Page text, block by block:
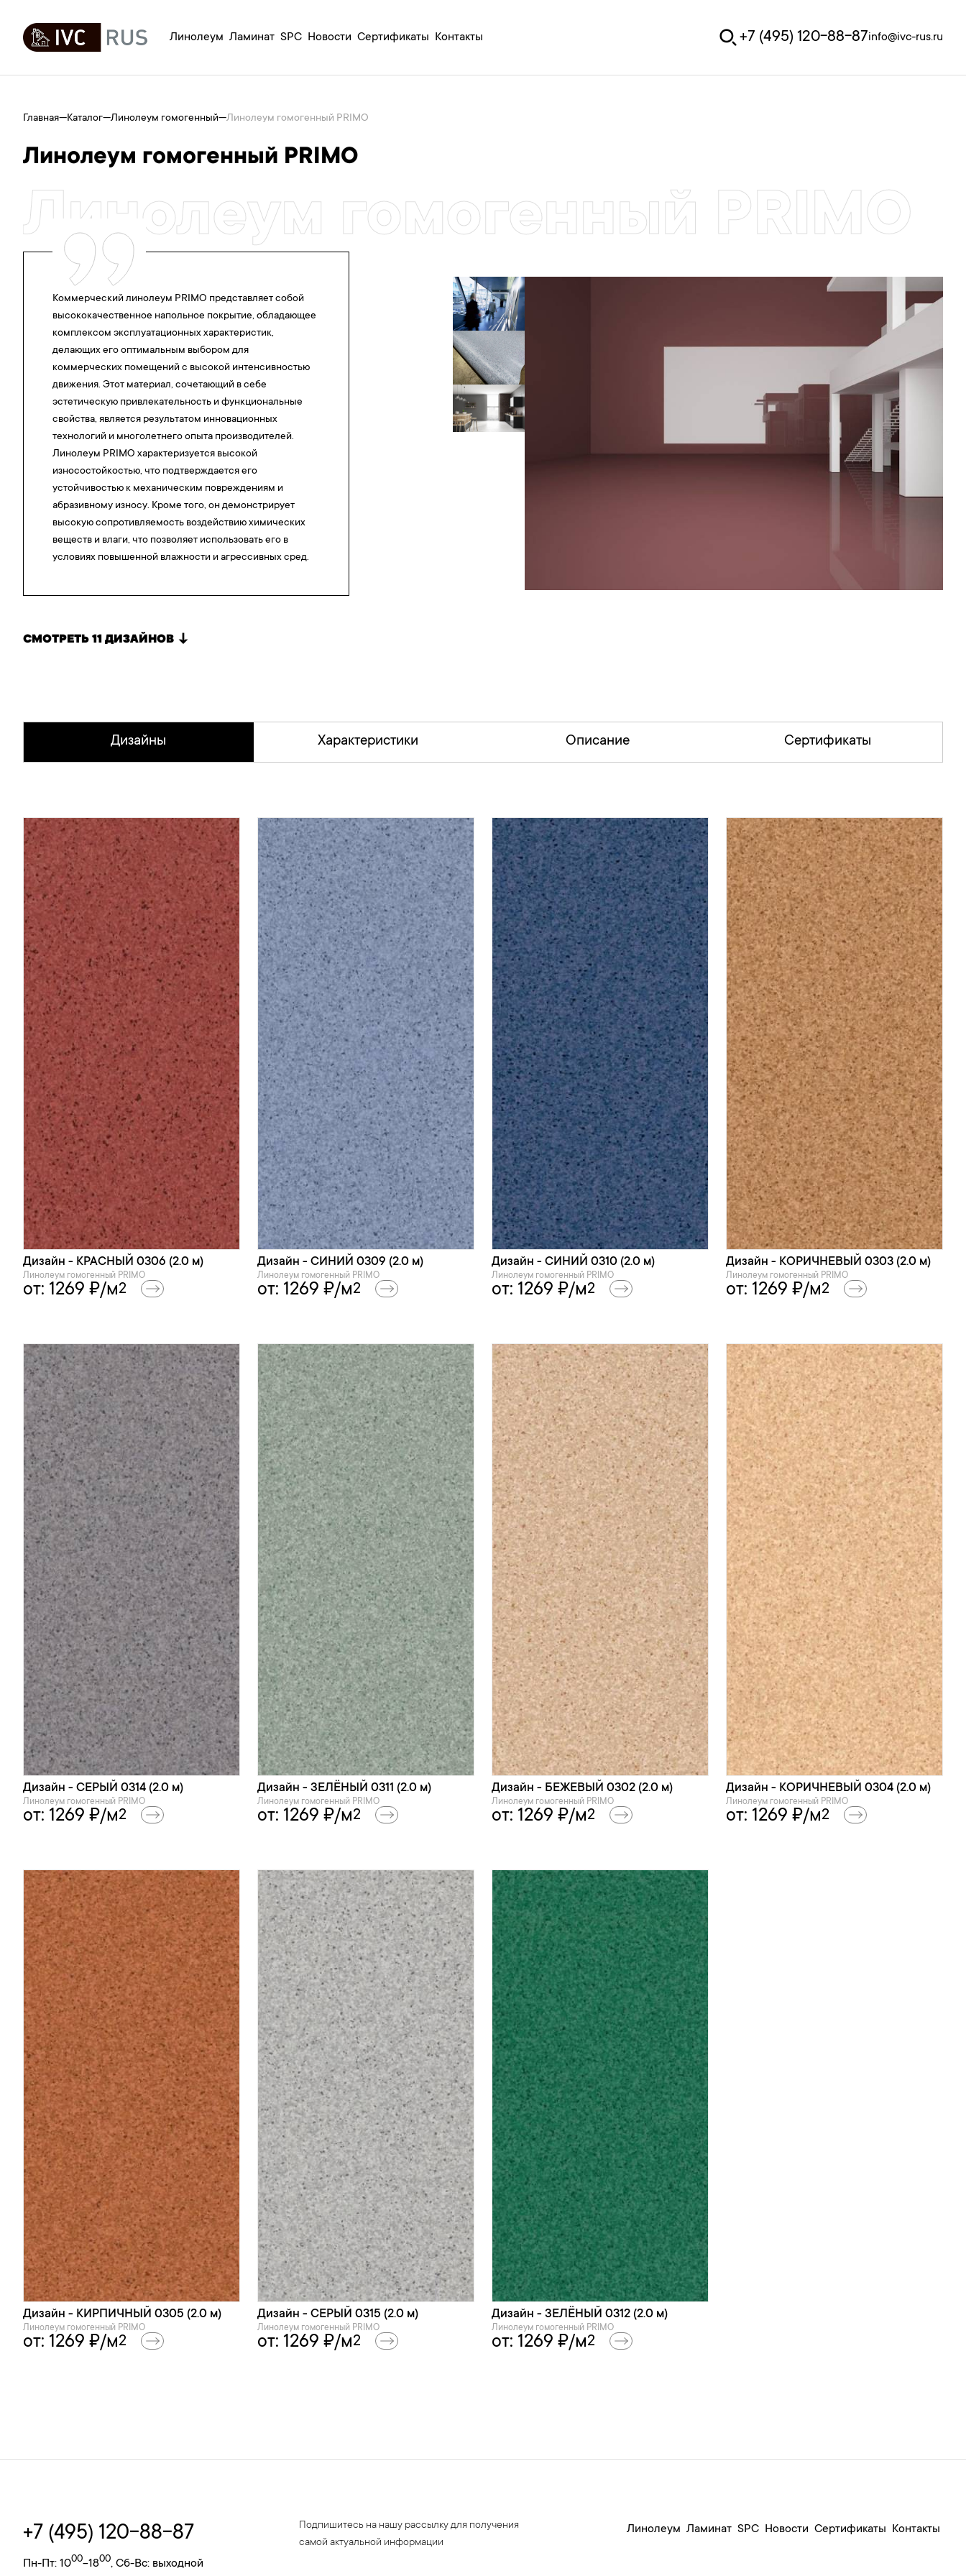
Линолеум Ламинат SPC Новости Сертификаты Контакты +7 (495) 120-88-87info@ivc-rus.ru
Главная—Каталог—Линолеум гомогенный—Линолеум гомогенный PRIMO
Линолеум гомогенный PRIMO
Линолеум гомогенный PRIMO
Коммерческий линолеум PRIMO представляет собой
высококачественное напольное покрытие, обладающее
комплексом эксплуатационных характеристик,
делающих его оптимальным выбором для
коммерческих помещений с высокой интенсивностью
движения. Этот материал, сочетающий в себе
эстетическую привлекательность и функциональные
свойства, является результатом инновационных
технологий и многолетнего опыта производителей.
Линолеум PRIMO характеризуется высокой
износостойкостью, что подтверждается его
устойчивостью к механическим повреждениям и
абразивному износу. Кроме того, он демонстрирует
высокую сопротивляемость воздействию химических
веществ и влаги, что позволяет использовать его в
условиях повышенной влажности и агрессивных сред.
СМОТРЕТЬ 11 ДИЗАЙНОВ ↓
Дизайны Характеристики Описание Сертификаты
Дизайн - КРАСНЫЙ 0306 (2.0 м)
Линолеум гомогенный PRIMO
от: 1269 ₽/м2
Дизайн - СИНИЙ 0309 (2.0 м)
Линолеум гомогенный PRIMO
от: 1269 ₽/м2
Дизайн - СИНИЙ 0310 (2.0 м)
Линолеум гомогенный PRIMO
от: 1269 ₽/м2
Дизайн - КОРИЧНЕВЫЙ 0303 (2.0 м)
Линолеум гомогенный PRIMO
от: 1269 ₽/м2
Дизайн - СЕРЫЙ 0314 (2.0 м)
Линолеум гомогенный PRIMO
от: 1269 ₽/м2
Дизайн - ЗЕЛЁНЫЙ 0311 (2.0 м)
Линолеум гомогенный PRIMO
от: 1269 ₽/м2
Дизайн - БЕЖЕВЫЙ 0302 (2.0 м)
Линолеум гомогенный PRIMO
от: 1269 ₽/м2
Дизайн - КОРИЧНЕВЫЙ 0304 (2.0 м)
Линолеум гомогенный PRIMO
от: 1269 ₽/м2
Дизайн - КИРПИЧНЫЙ 0305 (2.0 м)
Линолеум гомогенный PRIMO
от: 1269 ₽/м2
Дизайн - СЕРЫЙ 0315 (2.0 м)
Линолеум гомогенный PRIMO
от: 1269 ₽/м2
Дизайн - ЗЕЛЁНЫЙ 0312 (2.0 м)
Линолеум гомогенный PRIMO
от: 1269 ₽/м2
+7 (495) 120-88-87
Пн-Пт: 1000-1800, Сб-Вс: выходной
Подпишитесь на нашу рассылку для получения
самой актуальной информации
Линолеум Ламинат SPC Новости Сертификаты Контакты